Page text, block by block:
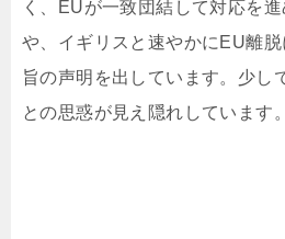
く、EUが一致団結して対応を
や、イギリスと速やかにEU離
旨の声明を出しています。少し
との思惑が見え隠れしています。